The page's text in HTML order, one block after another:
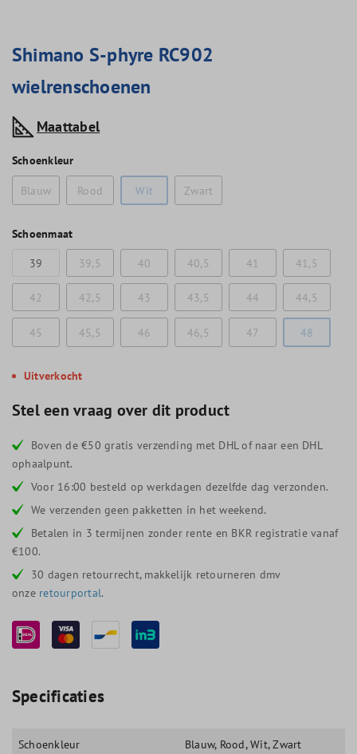
Shimano S-phyre RC902
wielrenschoenen
Maattabel
Schoenkleur
Blauw
Rood Wit Zwart
Schoenmaat
39
39,5 40 40,5 41 41,5
42 42,5 43 43,5 44 44,5
45 45,5 46 46,5 47 48
Uitverkocht
Stel een vraag over dit product
Boven de €50 gratis verzending met DHL of naar een DHL
ophaalpunt.
Voor 16:00 besteld op werkdagen dezelfde dag verzonden.
We verzenden geen pakketten in het weekend.
Betalen in 3 termijnen zonder rente en BKR registratie vanaf
€100.
30 dagen retourrecht, makkelijk retourneren dmv
onze retourportal.
Specificaties
Schoenkleur Blauw, Rood, Wit, Zwart